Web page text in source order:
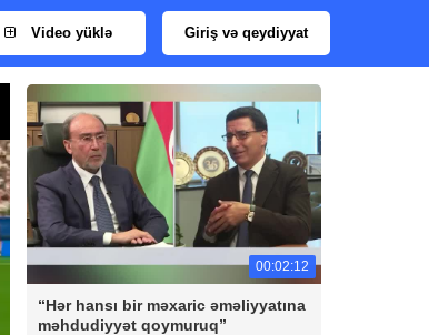
Video yüklə Giriş və qeydiyyat
00:02:12
“Hər hansı bir məxaric əməliyyatına
məhdudiyyət qoymuruq”